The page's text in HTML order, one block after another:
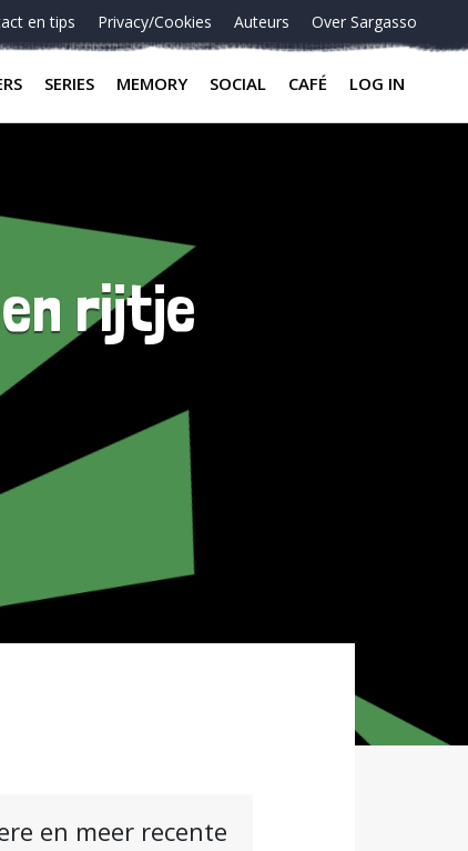
en tips Privacy/Cookies Auteurs Over Sargasso
SERIES MEMORY SOCIAL CAFÉ LOG IN
rijtje
en meer recente